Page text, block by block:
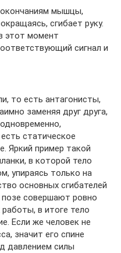
мышцы,
сгибает руку.
этот момент
сигнал и
то есть антагонисты,
заменяя друг друга,
статическое
Яркий пример такой
в которой тело
упираясь только на
основных сгибателей
совершают ровно
в итоге тело
Если же человек не
значит его спине
давлением силы